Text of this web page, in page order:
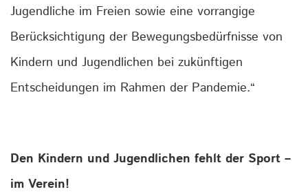
Jugendliche im Freien sowie eine vorrangige
Berücksichtigung der Bewegungsbedürfnisse von
Kindern und Jugendlichen bei zukünftigen
Entscheidungen im Rahmen der Pandemie.“
Den Kindern und Jugendlichen fehlt der Sport –
im Verein!